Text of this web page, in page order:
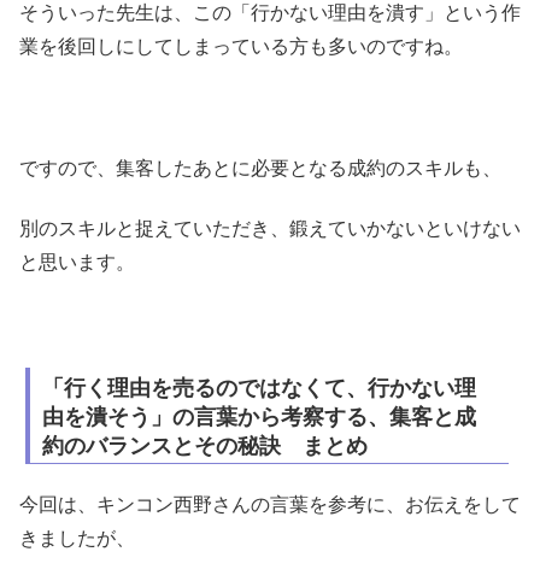
そういった先生は、この「行かない理由を潰す」という作
業を後回しにしてしまっている方も多いのですね。
ですので、集客したあとに必要となる成約のスキルも、
別のスキルと捉えていただき、鍛えていかないといけない
と思います。
「行く理由を売るのではなくて、行かない理
由を潰そう」の言葉から考察する、集客と成
約のバランスとその秘訣 まとめ
今回は、キンコン西野さんの言葉を参考に、お伝えをして
きましたが、